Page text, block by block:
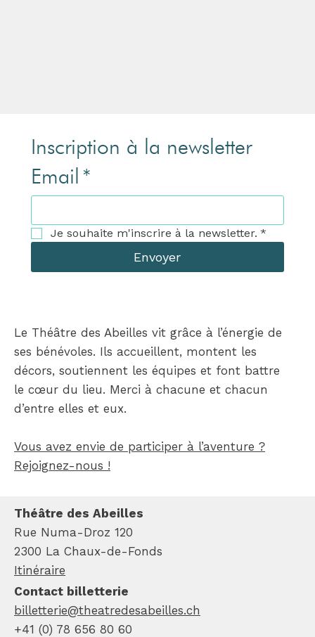
Inscription à la newsletter
Email *
Je souhaite m'inscrire à la newsletter. *
Envoyer
Le Théâtre des Abeilles vit grâce à l’énergie de
ses bénévoles. Ils accueillent, montent les
décors, soutiennent les équipes et font battre
le cœur du lieu. Merci à chacune et chacun
d’entre elles et eux.
Vous avez envie de participer à l’aventure ?
Rejoignez-nous !
Théâtre des Abeilles
Rue Numa-Droz 120
2300 La Chaux-de-Fonds
Itinéraire
Contact billetterie
billetterie@theatredesabeilles.ch
+41 (0) 78 656 80 60